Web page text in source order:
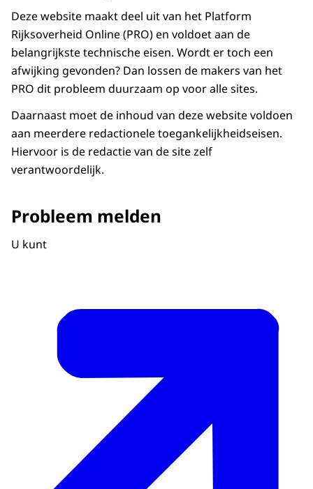
Deze website maakt deel uit van het Platform
Rijksoverheid Online (PRO) en voldoet aan de
belangrijkste technische eisen. Wordt er toch een
afwijking gevonden? Dan lossen de makers van het
PRO dit probleem duurzaam op voor alle sites.
Daarnaast moet de inhoud van deze website voldoen
aan meerdere redactionele toegankelijkheidseisen.
Hiervoor is de redactie van de site zelf
verantwoordelijk.
Probleem melden
U kunt